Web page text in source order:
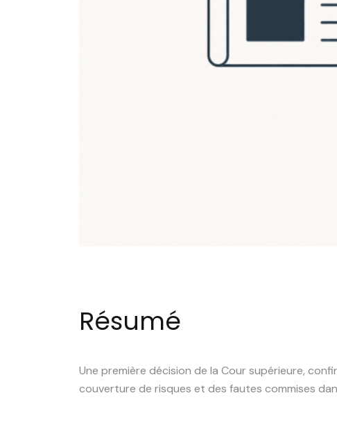
Résumé
Une première décision de la Cour supérieure,
couverture de risques et des fautes commises